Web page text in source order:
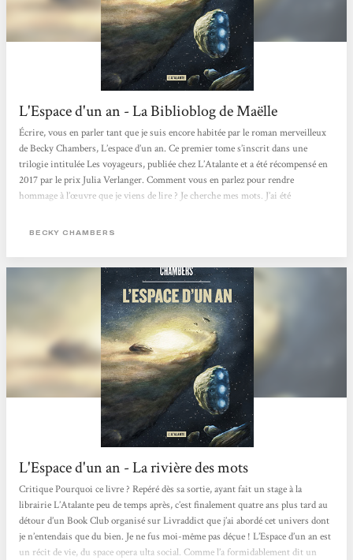
L'Espace d'un an - La Biblioblog de Maëlle
Écrire, vous en parler tant que je suis encore habitée par le roman merveilleux
de Becky Chambers, L’espace d’un an. Ce premier tome s’inscrit dans une
trilogie intitulée Les voyageurs, publiée chez L’Atalante et a été récompensé en
2017 par le prix Julia Verlanger. Comment vous en parlez pour rendre
hommage à l’œuvre que je viens de lire ? Je cherche mes mots. J’ai été
encore des pages entières. Ce fut si bien que je peine à revenir prendre pied
BECKY CHAMBERS
L'Espace d'un an - La rivière des mots
Critique Pourquoi ce livre ? Repéré dès sa sortie, ayant fait un stage à la
librairie L’Atalante peu de temps après, c’est finalement quatre ans plus tard au
détour d’un Book Club organisé sur Livraddict que j’ai abordé cet univers dont
je n’entendais que du bien. Je ne fus moi-même pas déçue ! L’Espace d’un an est
un récit de vie, du space opera ulta social. Comme l’a formidablement dit un